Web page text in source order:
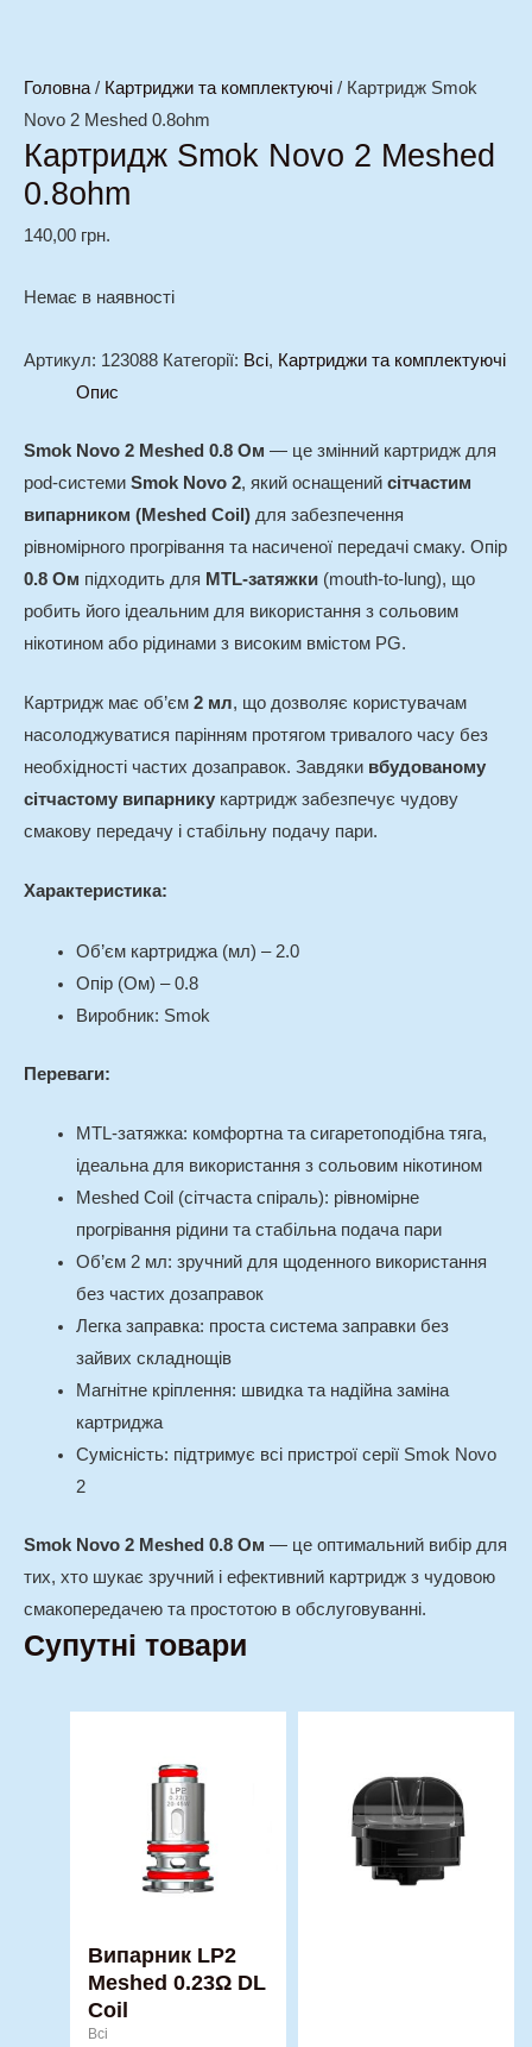
Головна/ Картриджи та комплектуючі / Картридж Smok
Novo 2 Meshed 0.8ohm
Картридж Smok Novo 2 Meshed
0.8ohm
140,00 грн.
Немає в наявності
Артикул: 123088 Категорії: Всі, Картриджи та комплектуючі
Опис
Smok Novo 2 Meshed 0.8 Ом — це змінний картридж для
pod-системи Smok Novo 2, який оснащений сітчастим
випарником (Meshed Coil) для забезпечення
рівномірного прогрівання та насиченої передачі смаку. Опір
0.8 Ом підходить для MTL-затяжки (mouth-to-lung), що
робить його ідеальним для використання з сольовим
нікотином або рідинами з високим вмістом PG.
Картридж має об’єм 2 мл, що дозволяє користувачам
насолоджуватися парінням протягом тривалого часу без
необхідності частих дозаправок. Завдяки вбудованому
сітчастому випарнику картридж забезпечує чудову
смакову передачу і стабільну подачу пари.
Характеристика:
Об’єм картриджа (мл) – 2.0
Опір (Ом) – 0.8
Виробник: Smok
Переваги:
MTL-затяжка: комфортна та сигаретоподібна тяга,
ідеальна для використання з сольовим нікотином
Meshed Coil (сітчаста спіраль): рівномірне
прогрівання рідини та стабільна подача пари
Об’єм 2 мл: зручний для щоденного використання
без частих дозаправок
Легка заправка: проста система заправки без
зайвих складнощів
Магнітне кріплення: швидка та надійна заміна
картриджа
Сумісність: підтримує всі пристрої серії Smok Novo
2
Smok Novo 2 Meshed 0.8 Ом — це оптимальний вибір для
тих, хто шукає зручний і ефективний картридж з чудовою
смако­передачею та простотою в обслуговуванні.
Супутні товари
Випарник LP2
Meshed 0.23Ω DL
Coil
Всі